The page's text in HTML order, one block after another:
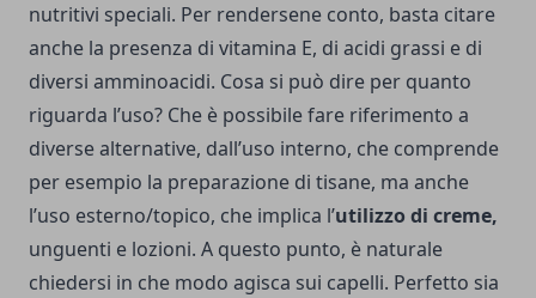
nutritivi speciali. Per rendersene conto, basta citare
anche la presenza di vitamina E, di acidi grassi e di
diversi amminoacidi. Cosa si può dire per quanto
riguarda l’uso? Che è possibile fare riferimento a
diverse alternative, dall’uso interno, che comprende
per esempio la preparazione di tisane, ma anche
l’uso esterno/topico, che implica l’utilizzo di creme,
unguenti e lozioni. A questo punto, è naturale
chiedersi in che modo agisca sui capelli. Perfetto sia